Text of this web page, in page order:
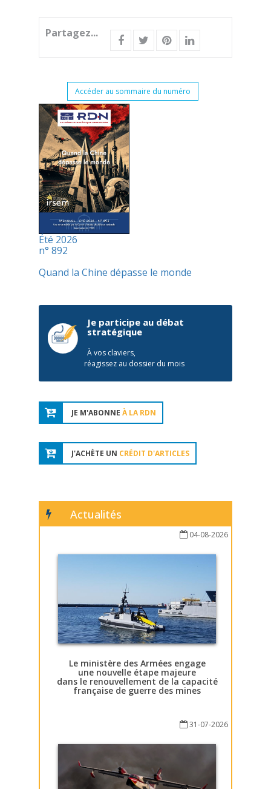
Partagez...
Accéder au sommaire du numéro
Été 2026
n° 892
Quand la Chine dépasse le monde
Je participe au débat
stratégique
À vos claviers,
réagissez au dossier du mois
JE M'ABONNE À LA RDN
J'ACHÈTE UN CRÉDIT D'ARTICLES
Actualités
04-08-2026
Le ministère des Armées engage
une nouvelle étape majeure
dans le renouvellement de la capacité
française de guerre des mines
31-07-2026